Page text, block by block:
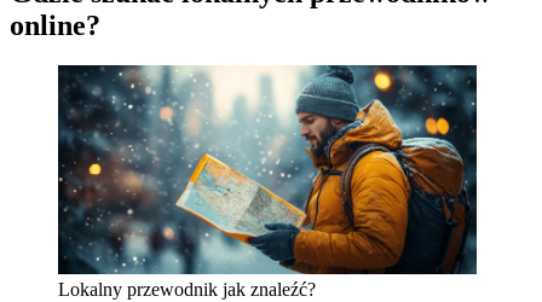
online?
Lokalny przewodnik jak znaleźć?